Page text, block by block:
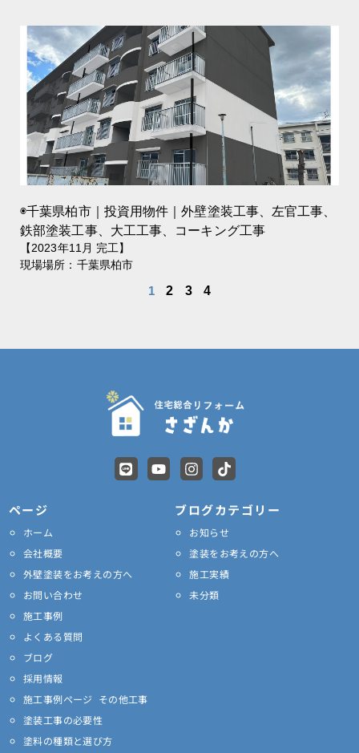
◉千葉県柏市｜投資用物件｜外壁塗装工事、左官工事、
鉄部塗装工事、大工工事、コーキング工事
【2023年11月 完工】
現場場所：千葉県柏市
1 2 3 4
L
i
Y
o
I
n
t
g
r
m
T
i
t
k
ページ
ホーム
会社概要
外壁塗装をお考えの方へ
お問い合わせ
施工事例
よくある質問
ブログ
採用情報
施工事例ページ その他工事
塗装工事の必要性
塗料の種類と選び方
ブログカテゴリー
お知らせ
塗装をお考えの方へ
施工実績
未分類